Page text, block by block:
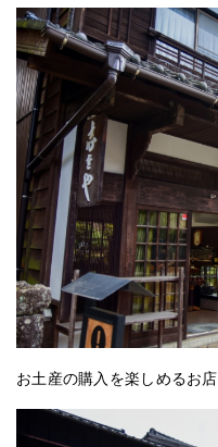
お土産の購入を楽しめるお店